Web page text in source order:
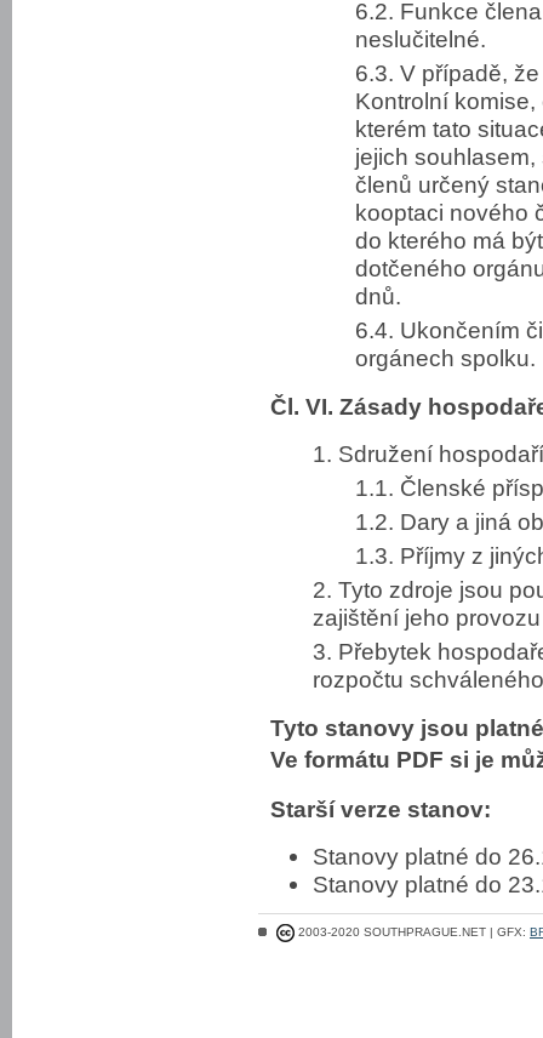
6.2. Funkce
neslučitelné.
6.3. V případě,
Kontrolní
kterém tato
jejich
členů určený
kooptaci nového
do kterého má
dotčeného
dnů.
6.4. Ukončením
orgánech spolku.
Čl. VI. Zásady
1. Sdružení
1.1. Členské
1.2. Dary a jiná
1.3. Příjmy z
2. Tyto zdroje jsou
zajištění jeho
3. Přebytek
rozpočtu
Tyto stanovy jsou
Ve formátu PDF si je
Starší verze stanov:
Stanovy platné do
Stanovy platné do
2003-2020 SOUTHPRAGUE.NET | GFX: